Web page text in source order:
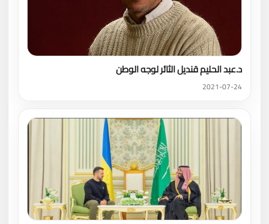
د.عبد الحليم قنديل الثائر لوجه الوطن
2021-07-24